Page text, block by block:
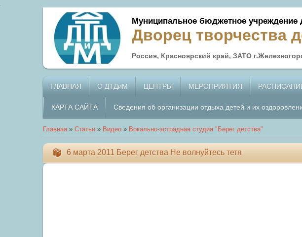
Муниципальное бюджетное учреждение
Дворец творчества
Россия, Красноярский край, ЗАТО
ГЛАВНАЯ О ДТДиМ ЦЕНТРЫ МЕРОПРИЯТИЯ
КАРТА САЙТА Сведения об организации отдыха детей и их
Главная » Статьи » Видео » Вокально-эстрадная студия "Берег детства"
6 марта 2011 Берег детства Не волнуйтесь тетя